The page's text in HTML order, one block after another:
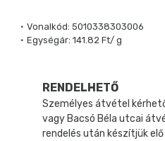
Vonalkód: 5010338303006
Egységár: 141.82 Ft/ g
RENDELHETŐ
Személyes átvétel
vagy Bacsó Béla utcai
rendelés után készítjük